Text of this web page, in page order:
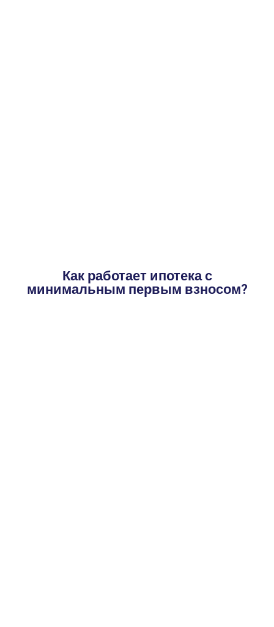
Как работает ипотека с
минимальным первым взносом?